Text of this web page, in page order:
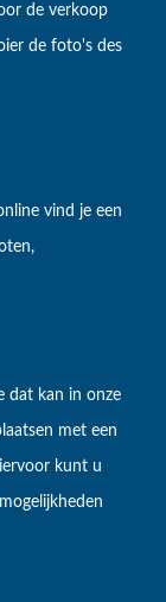
de verkoop
de foto's des
vind je een
dat kan in onze
met een
kunt u